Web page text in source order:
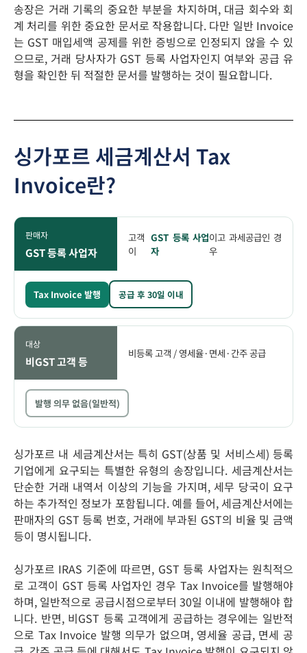
송장은 거래 기록의 중요한 부분을 차지하며, 대금 회수와 회
계 처리를 위한 중요한 문서로 작용합니다. 다만 일반 Invoice
는 GST 매입세액 공제를 위한 증빙으로 인정되지 않을 수 있
으므로, 거래 당사자가 GST 등록 사업자인지 여부와 공급 유
형을 확인한 뒤 적절한 문서를 발행하는 것이 필요합니다.
싱가포르 세금계산서 Tax
Invoice란?
판매자
GST 등록 사업자
고객
이
GST 등록 사업
자
이고 과세공급인 경
우
Tax Invoice 발행 공급 후 30일 이내
대상
비GST 고객 등
비등록 고객 / 영세율·면세·간주 공급
발행 의무 없음(일반적)
싱가포르 내 세금계산서는 특히 GST(상품 및 서비스세) 등록
기업에게 요구되는 특별한 유형의 송장입니다. 세금계산서는
단순한 거래 내역서 이상의 기능을 가지며, 세무 당국이 요구
하는 추가적인 정보가 포함됩니다. 예를 들어, 세금계산서에는
판매자의 GST 등록 번호, 거래에 부과된 GST의 비율 및 금액
등이 명시됩니다.
싱가포르 IRAS 기준에 따르면, GST 등록 사업자는 원칙적으
로 고객이 GST 등록 사업자인 경우 Tax Invoice를 발행해야
하며, 일반적으로 공급시점으로부터 30일 이내에 발행해야 합
니다. 반면, 비GST 등록 고객에게 공급하는 경우에는 일반적
으로 Tax Invoice 발행 의무가 없으며, 영세율 공급, 면세 공